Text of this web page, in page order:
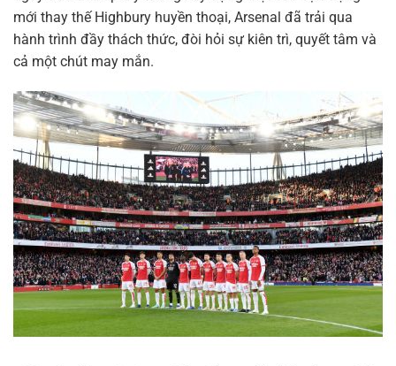
mới thay thế Highbury huyền thoại, Arsenal đã trải qua
hành trình đầy thách thức, đòi hỏi sự kiên trì, quyết tâm và
cả một chút may mắn.